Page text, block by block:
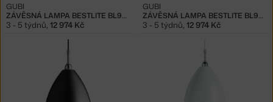
ZÁVĚSNÁ LAMPA BESTLITE BL9L, WHITE
GUBI
3 - 5 týdnů, 12 974 Kč
ZÁVĚSNÁ LAMPA BESTLITE BL9L, BLACK
GUBI
3 - 5 týdnů, 12 974 Kč